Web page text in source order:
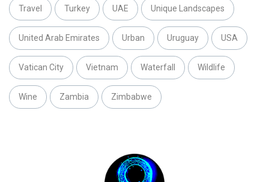
Travel Turkey UAE Unique Landscapes
United Arab Emirates Urban Uruguay USA
Vatican City Vietnam Waterfall Wildlife
Wine Zambia Zimbabwe